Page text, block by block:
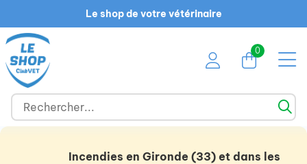
Le shop de votre vétérinaire
0
Incendies en Gironde (33) et dans les